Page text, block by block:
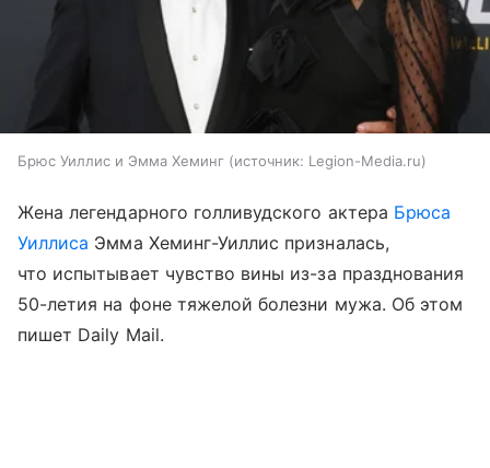
Брюс Уиллис и Эмма Хеминг источник: Legion-Media.ru
Жена легендарного голливудского актера Брюса
Уиллиса Эмма Хеминг-Уиллис призналась,
что испытывает чувство вины из-за празднования
50-летия на фоне тяжелой болезни мужа. Об этом
пишет Daily Mail.